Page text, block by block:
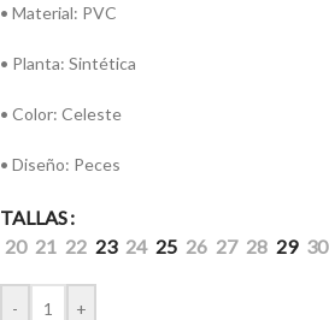
• Material: PVC
• Planta: Sintética
• Color: Celeste
• Diseño: Peces
TALLAS
20 21 22 23 24 25 26 27 28 29 30
- +